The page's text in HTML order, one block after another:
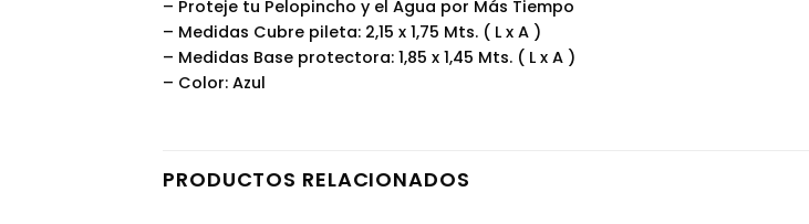
– Proteje tu Pelopincho y el Agua por Más Tiempo
– Medidas Cubre pileta: 2,15 x 1,75 Mts. ( L x A )
– Medidas Base protectora: 1,85 x 1,45 Mts. ( L x A )
– Color: Azul
PRODUCTOS RELACIONADOS